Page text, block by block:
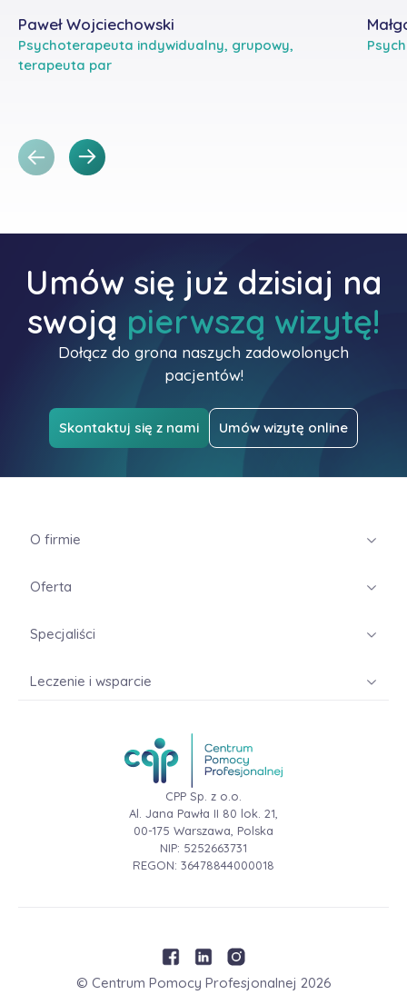
Paweł Wojciechowski
Psychoterapeuta indywidualny, grupowy,
terapeuta par
Umów się już dzisiaj na
swoją pierwszą wizytę!
Dołącz do grona naszych zadowolonych
pacjentów!
Skontaktuj się z nami Umów wizytę online
CPP Sp. z o.o.
Al. Jana Pawła II 80 lok. 21,
00-175 Warszawa, Polska
NIP: 5252663731
REGON: 36478844000018
O firmie
Oferta
Specjaliści
Leczenie i wsparcie
© Centrum Pomocy Profesjonalnej 2026